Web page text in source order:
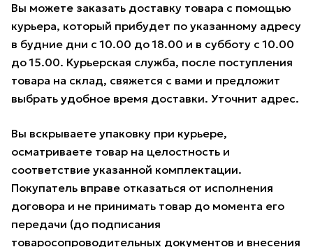
Вы можете заказать доставку товара с помощью
курьера, который прибудет по указанному адресу
в будние дни с 10.00 до 18.00 и в субботу с 10.00
до 15.00. Курьерская служба, после поступления
товара на склад, свяжется с вами и предложит
выбрать удобное время доставки. Уточнит адрес.
Вы вскрываете упаковку при курьере,
осматриваете товар на целостность и
соответствие указанной комплектации.
Покупатель вправе отказаться от исполнения
договора и не принимать товар до момента его
передачи (до подписания
товаросопроводительных документов и внесения